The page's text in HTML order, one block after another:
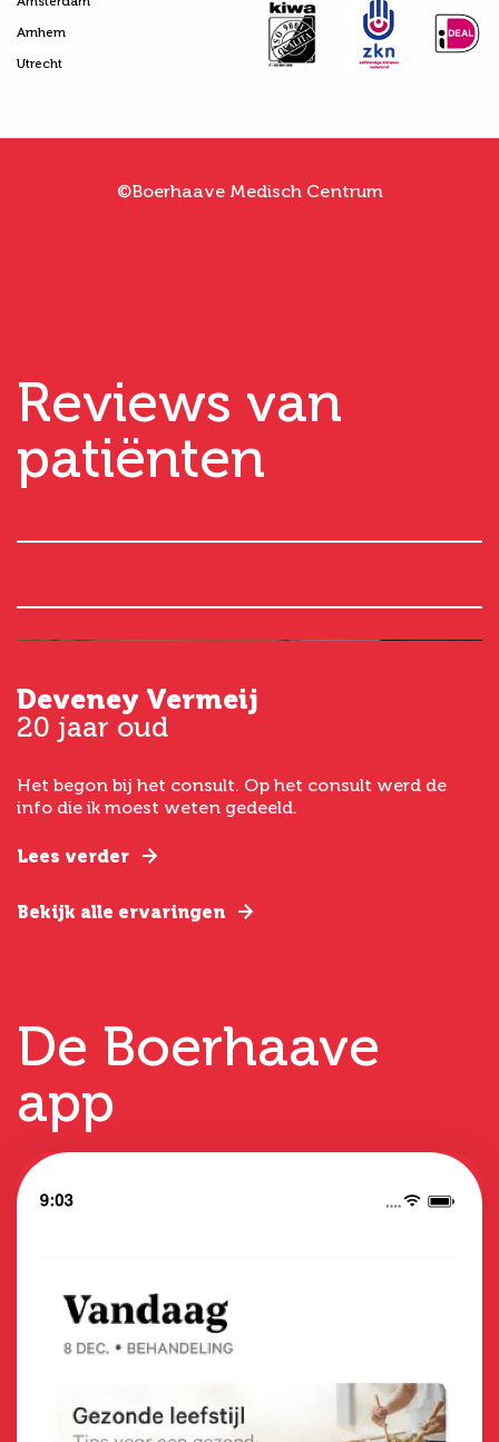
Arnhem
Utrecht
©Boerhaave Medisch Centrum
Reviews van
patiënten
Deveney Vermeij
20 jaar oud
Het begon bij het consult. Op het consult werd de
info die ik moest weten gedeeld.
Lees verder
Bekijk alle ervaringen
De Boerhaave
app